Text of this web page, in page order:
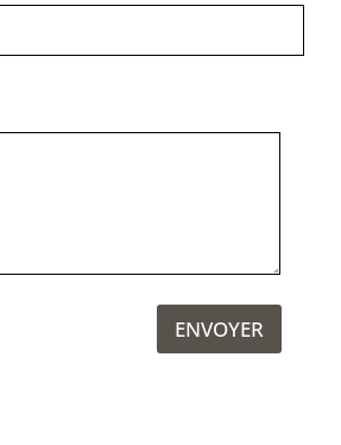
ENVOYER